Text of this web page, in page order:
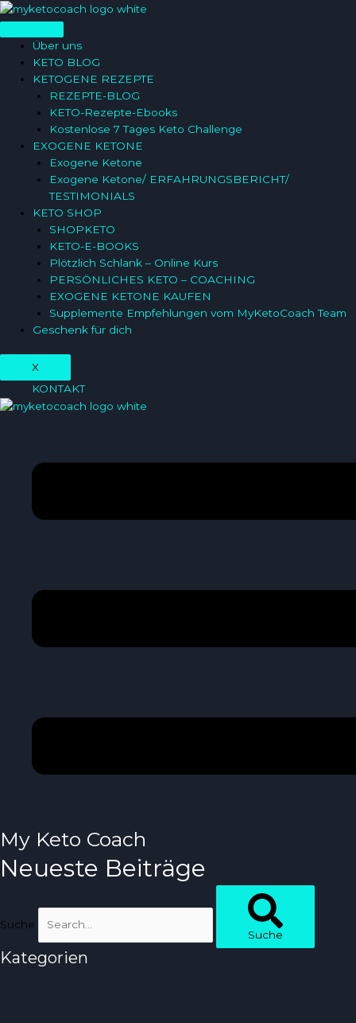
Zum
Inhalt
springenÜber uns
KETO BLOG
KETOGENE REZEPTE
REZEPTE-BLOG
KETO-Rezepte-Ebooks
Kostenlose 7 Tages Keto Challenge
EXOGENE KETONE
Exogene Ketone
Exogene Ketone/ ERFAHRUNGSBERICHT/
TESTIMONIALS
KETO SHOP
SHOPKETO
KETO-E-BOOKS
Plötzlich Schlank – Online Kurs
PERSÖNLICHES KETO – COACHING
EXOGENE KETONE KAUFEN
Supplemente Empfehlungen vom MyKetoCoach Team
Geschenk für dich
X
KONTAKT
My Keto Coach
Neueste Beiträge
Suche
Suche
Kategorien